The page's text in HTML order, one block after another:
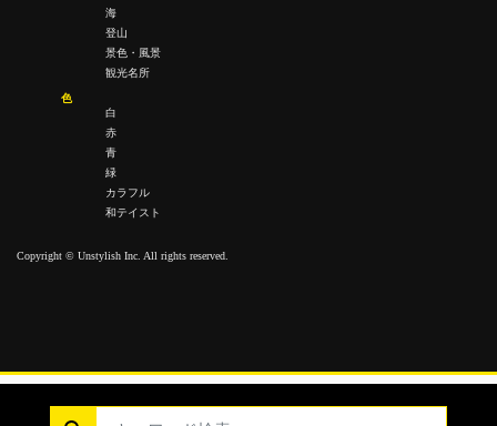
海
登山
景色・風景
観光名所
色
白
赤
青
緑
カラフル
和テイスト
Copyright © Unstylish Inc. All rights reserved.